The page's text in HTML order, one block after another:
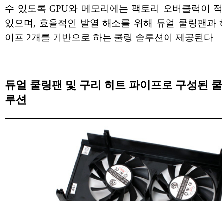
수 있도록 GPU와 메모리에는 팩토리 오버클럭이
있으며, 효율적인 발열 해소를 위해 듀얼 쿨링팬과
이프 2개를 기반으로 하는 쿨링 솔루션이 제공된다.
듀얼 쿨링팬 및 구리 히트 파이프로 구성된
루션